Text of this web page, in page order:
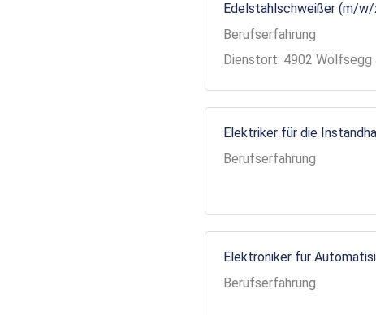
Edelstahlschweißer (m/
Berufserfahrung
Dienstort: 4902 Wolfsegg
Elektriker für die
Berufserfahrung
Elektroniker für
Berufserfahrung